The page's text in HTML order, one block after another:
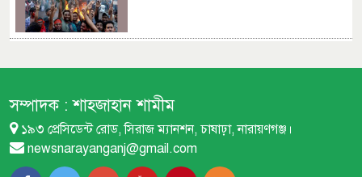
যেভাবে
পুলিশের অনুপস্থিতিতে ছাত্র-জনতা
নিরাপত্তায়
সম্পাদক :শাহজাহান শামীম
১৯৩ প্রেসিডেন্ট রোড, সিরাজ ম্যানশন, চাষাঢ়া, নারায়ণগঞ্জ।
newsnarayanganj@gmail.com